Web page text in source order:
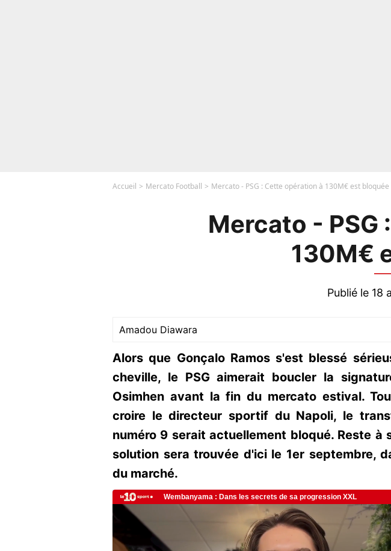
Accueil Mercato Football Mercato - PSG : Cette opération à 130M€ est bloquée
Mercato - PSG
130M€
Publié le 18
Amadou Diawara
Alors que Gonçalo Ramos s'est blessé
cheville, le PSG aimerait boucler la
Osimhen avant la fin du mercato estival.
croire le directeur sportif du Napoli, le
numéro 9 serait actuellement bloqué. Reste à
solution sera trouvée d'ici le 1er septembre,
du marché.